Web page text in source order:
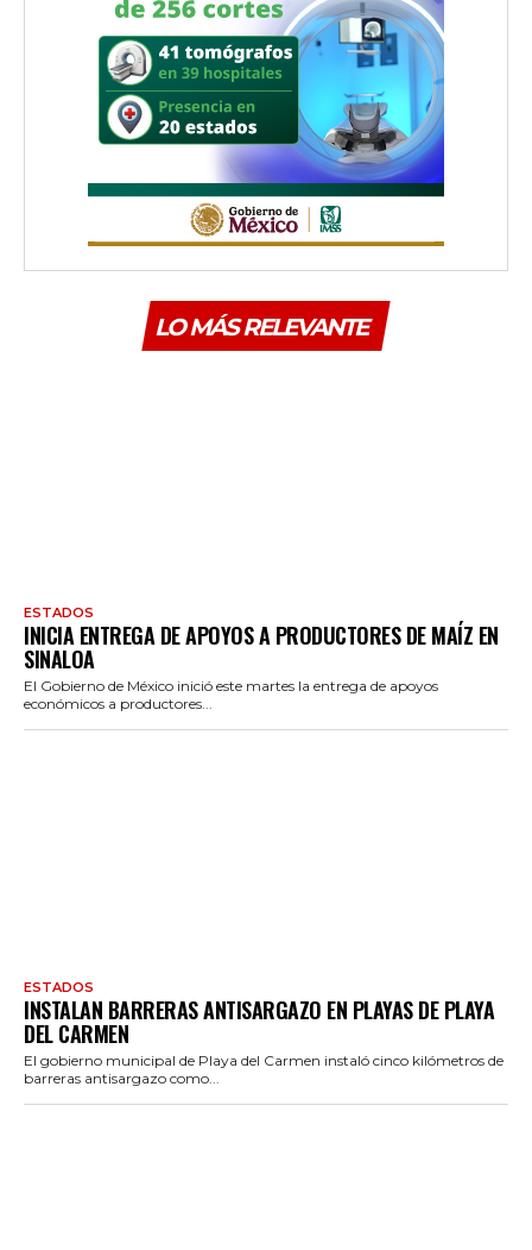
LO MÁS RELEVANTE
ESTADOS
INICIA ENTREGA DE APOYOS A PRODUCTORES DE MAÍZ EN
SINALOA
El Gobierno de México inició este martes la entrega de apoyos
económicos a productores...
ESTADOS
INSTALAN BARRERAS ANTISARGAZO EN PLAYAS DE PLAYA
DEL CARMEN
El gobierno municipal de Playa del Carmen instaló cinco kilómetros de
barreras antisargazo como...